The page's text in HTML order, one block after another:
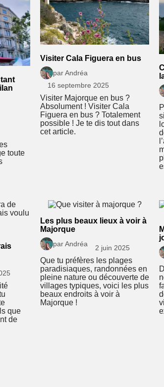
toute
Visiter Cala Figuera en bus
par Andréa
16 septembre 2025
Visiter Majorque en bus ?
Absolument ! Visiter Cala
Figuera en bus ? Totalement
possible ! Je te dis tout dans
cet article.
que
de
Les plus beaux lieux à voir à
Majorque
par Andréa
2 juin 2025
Que tu préfères les plages
paradisiaques, randonnées en
pleine nature ou découverte de
villages typiques, voici les plus
beaux endroits à voir à
Majorque !